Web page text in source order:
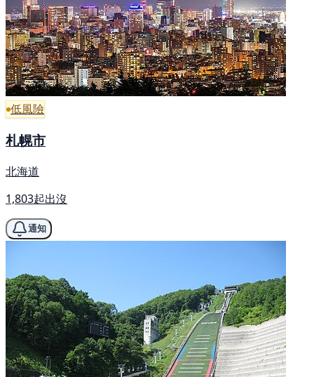
低風險
札幌市
北海道
1,803起出沒
通知